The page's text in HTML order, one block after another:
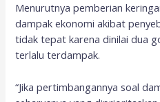
Menurutnya pemberian
dampak ekonomi akibat
tidak tepat karena dinilai dua
terlalu terdampak.
“Jika pertimbangannya soal